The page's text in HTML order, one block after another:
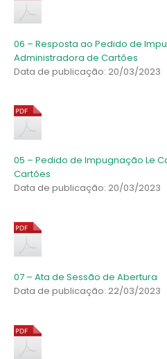
06 – Resposta ao Pedido de
Administradora de Cartões
Data de publicação: 20/03/2023
05 – Pedido de Impugnação Le
Cartões
Data de publicação: 20/03/2023
07 – Ata de Sessão de Abertura
Data de publicação: 22/03/2023